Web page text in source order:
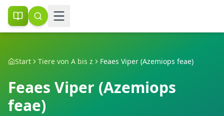
Start Tiere von A bis z Feaes Viper (Azemiops feae)
Feaes Viper (Azemiops
feae)